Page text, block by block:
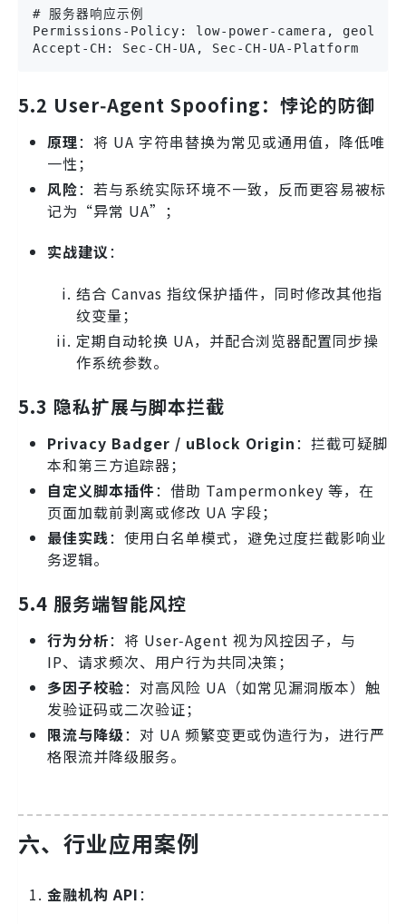
# 服务器响应示例
Permissions-Policy: low-power-camera,
Accept-CH: Sec-CH-UA, Sec-CH-UA-Platform
5.2 User‑Agent Spoofing：悖论的防御
原理：将 UA 字符串替换为常见或通用值，降低唯
一性；
风险：若与系统实际环境不一致，反而更容易被标
记为“异常 UA”；
实战建议：
结合 Canvas 指纹保护插件，同时修改其他指
纹变量；
定期自动轮换 UA，并配合浏览器配置同步操
作系统参数。
5.3 隐私扩展与脚本拦截
Privacy Badger / uBlock Origin：拦截可疑脚
本和第三方追踪器；
自定义脚本插件：借助 Tampermonkey 等，在
页面加载前剥离或修改 UA 字段；
最佳实践：使用白名单模式，避免过度拦截影响业
务逻辑。
5.4 服务端智能风控
行为分析：将 User‑Agent 视为风控因子，与
IP、请求频次、用户行为共同决策；
多因子校验：对高风险 UA（如常见漏洞版本）触
发验证码或二次验证；
限流与降级：对 UA 频繁变更或伪造行为，进行严
格限流并降级服务。
六、行业应用案例
金融机构 API：